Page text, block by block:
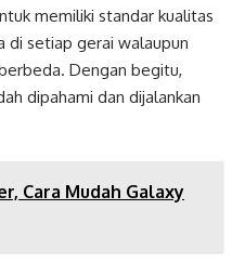
memiliki standar kualitas
di setiap gerai walaupun
Dengan begitu,
dipahami dan dijalankan
Cara Mudah Galaxy